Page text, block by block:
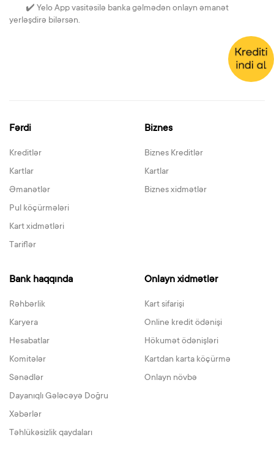
✔️ Yelo App vasitəsilə banka gəlmədən onlayn əmanət
yerləşdirə bilərsən.
Fərdi
Kreditlər
Kartlar
Əmanətlər
Pul köçürmələri
Kart xidmətləri
Tariflər
Biznes
Biznes Kreditlər
Kartlar
Biznes xidmətlər
Bank haqqında
Rəhbərlik
Karyera
Hesabatlar
Komitələr
Sənədlər
Dayanıqlı Gələcəyə Doğru
Xəbərlər
Təhlükəsizlik qaydaları
Onlayn xidmətlər
Kart sifarişi
Online kredit ödənişi
Hökumət ödənişləri
Kartdan karta köçürmə
Onlayn növbə